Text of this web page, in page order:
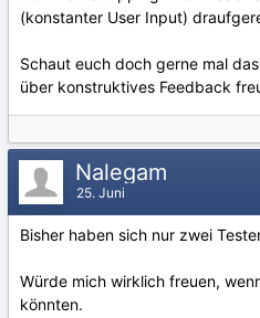
(konstanter User Input)
Schaut euch doch gerne mal
über konstruktives Feedback
Nalegam
25. Juni
Bisher haben sich nur zwei
Würde mich wirklich freuen,
könnten.